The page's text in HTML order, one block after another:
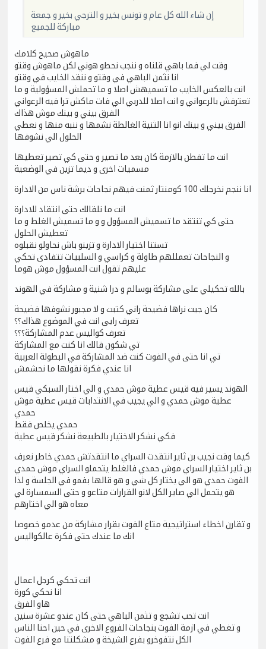
إن شاء الله كل عام و تونس بخير و الترجي بخير و جمعة
مباركة للجميع
ماهوش صحيح كلامك
وقت لي فما باهي قلناه و ننجب نحطو هوني لكن ماهوش وقتو
انا نثمن الباهي في وقتو و ننقد الخايب في وقتو
انت بالعكس الخايب ما تسميهش اصلا و ما تحملش المسؤولية و ما
تعترفش بالرعواني و انت اصلا للدربي الي فات ماكش ترا فيه الرعواني
الفرق بيني و بينك موش هذاك
الفرق بيني و بينك انو انا الثنية الغالطة نشمها و ننبه منها و نعطي
الحلول الي نشوفها
انت ما تفطن بالازمة كان بعد ما تصير و حتى كي تصير تعطيها
مسميات اخرى و ديما تزين في الوضعية
انا ننجم نخرجلك 100 كومنتار ثمنت فيهم نجاحات برشة ناس من الادارة
انت ما نلقالك حتى انتقاد للادارة
حتى كي تنتقد ما تسميش المسؤول و و ما تسميش الغلط و ما
تعطيش الحلول
تستنا اختيار الادارة و تزينو باش نحاولو نقبلوه
و النجاحات تعمللهم طاولة و كراسي و السلبيات تتفادى تحكي
عليهم تقول انت المسؤول موش هوما
بالله تحكيلي على مشاركة بوسالم و درا شنية و مشاركة في الهوند
كان جيت نراها فضيحة راني كتبت و لا مجبور نشوفها فضيحة
تعرف رايى انت في الموضوع هذاك؟؟
تعرف كواليس عدم المشاركة؟؟؟
تي شكون قالك انا كنت مع المشاركة
تي انا حتى في الفوت كنت ضد المشاركة في البطولة العربية
انا عندي فكرة نقولها ما نحشمش
الهوند يسير فيه قيس عطية موش حمدي و الي اختار السبكي قيس
عطية موش حمدي و الي يجيب في الانتدابات قيس عطية موش
حمدي
حمدي يخلص فقط
فكي نشكر الاختيار بالطبيعة نشكر قيس عطية
كيما وقت نجيب بن ثاير انتقدت السراي ما انتقدتش حمدي خاطر نعرف
بن ثاير اختيار السراي موش حمدي فالغلط يتحملو السراي موش حمدي
الفوت حمدي هو الي يختار كل شي و هو قالها بفمو في الجلسة و لذا
هو يتحمل الي صاير الكل لانو القرارات متاعو و حتى السمسارة لي
معاه هو الي اختارهم
و تقارن اخطاء استراتيجية متاع الفوت بقرار مشاركة من عدمو خصوصا
انك ما عندك حتى فكرة عالكواليس
انت تحكي كرجل اعمال
انا نحكي كورة
هاو الفرق
انت تحب تشجع و تثمن الباهي حتى كان عندو عشرة سنين
و تغطي في ازمة الفوت بنجاحات الفروع الاخرى في حين احنا الناس
الكل نتفوخرو بفرع الشيخة و مشكلتنا مع فرع الفوت